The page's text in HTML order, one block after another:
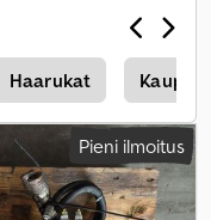
Haarukat Kaup
Pieni ilmoitus